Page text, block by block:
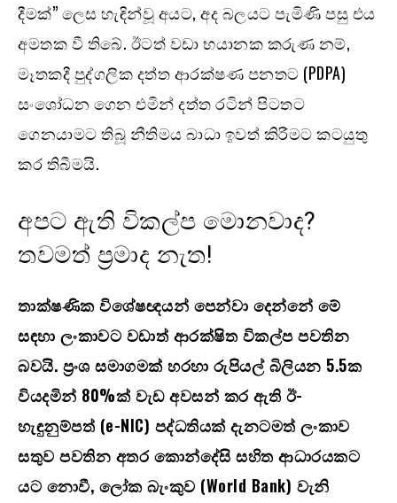
දීමක්” ලෙස හැඳින්වූ අයට, අද බලයට පැමිණි පසු එය
අමතක වී තිබේ. ඊටත් වඩා භයානක කරුණ නම්,
මෑතකදී පුද්ගලික දත්ත ආරක්ෂණ පනතට (PDPA)
සංශෝධන ගෙන එමින් දත්ත රටින් පිටතට
ගෙනයාමට තිබූ නීතිමය බාධා ඉවත් කිරීමට කටයුතු
කර තිබීමයි.
අපට ඇති විකල්ප මොනවාද?
තවමත් ප්‍රමාද නැත!
තාක්ෂණික විශේෂඥයන් පෙන්වා දෙන්නේ මේ
සඳහා ලංකාවට වඩාත් ආරක්ෂිත විකල්ප පවතින
බවයි. ප්‍රංශ සමාගමක් හරහා රුපියල් බිලියන 5.5ක
වියදමින් 80%ක් වැඩ අවසන් කර ඇති ඊ-
හැඳුනුම්පත් (e-NIC) පද්ධතියක් දැනටමත් ලංකාව
සතුව පවතින අතර කොන්දේසි සහිත ආධාරයකට
යට නොවී, ලෝක බැංකුව (World Bank) වැනි